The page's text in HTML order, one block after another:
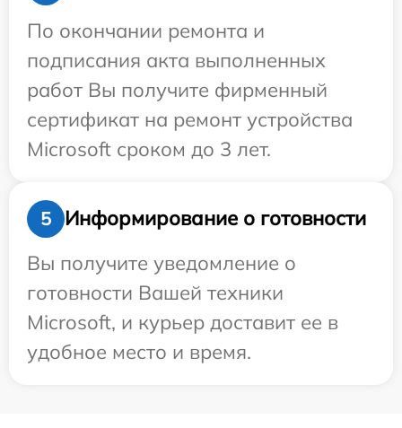
По окончании ремонта и
подписания акта выполненных
работ Вы получите фирменный
сертификат на ремонт устройства
Microsoft сроком до 3 лет.
5
Информирование о готовности
Вы получите уведомление о
готовности Вашей техники
Microsoft, и курьер доставит ее в
удобное место и время.